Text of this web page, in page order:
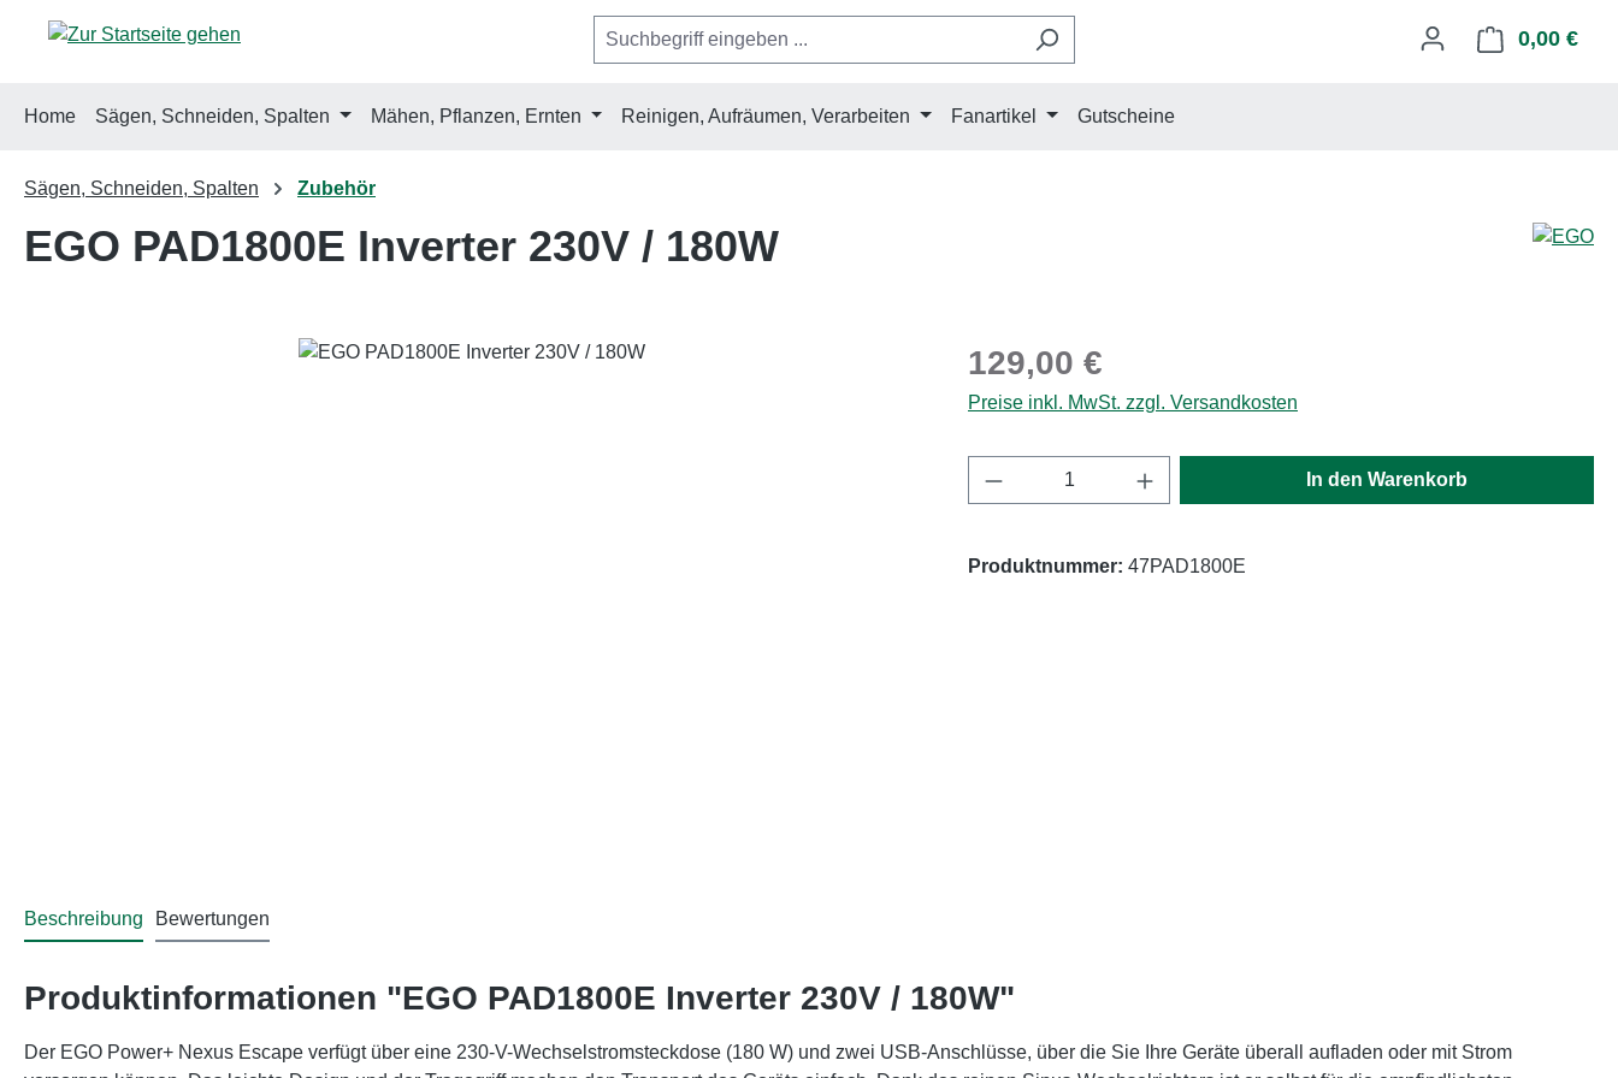
Hauptinhalt springen
Zur Suche springen
Zur Hauptnavigation springen 0,00 €
Home Sägen, Schneiden, Spalten Mähen, Pflanzen, Ernten Reinigen, Aufräumen, Verarbeiten Fanartikel Gutscheine
Sägen, Schneiden, Spalten Zubehör
EGO PAD1800E Inverter 230V / 180W
Regulärer Preis:
129,00 €
Preise inkl. MwSt. zzgl. Versandkosten
Produkt Anzahl: Gib den gewünschten Wert ein
In den Warenkorb
Produktnummer: 47PAD1800E
Beschreibung Bewertungen
Produktinformationen "EGO PAD1800E Inverter 230V / 180W"
Der EGO Power+ Nexus Escape verfügt über eine 230-V-Wechselstromsteckdose (180 W) und zwei USB-Anschlüsse, über die Sie Ihre Geräte überall aufladen oder mit Strom